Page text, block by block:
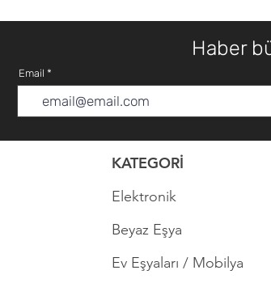
Haber
Email
KATEGORİ
Elektronik
Beyaz Eşya
Ev Eşyaları / Mobilya